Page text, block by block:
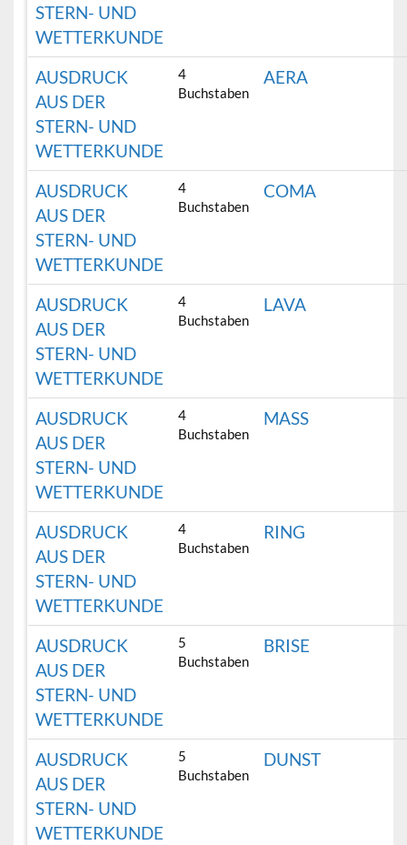
STERN- UND
WETTERKUNDE
AUSDRUCK
AUS DER
STERN- UND
WETTERKUNDE
4
Buchstaben
AERA
AUSDRUCK
AUS DER
STERN- UND
WETTERKUNDE
4
Buchstaben
COMA
AUSDRUCK
AUS DER
STERN- UND
WETTERKUNDE
4
Buchstaben
LAVA
AUSDRUCK
AUS DER
STERN- UND
WETTERKUNDE
4
Buchstaben
MASS
AUSDRUCK
AUS DER
STERN- UND
WETTERKUNDE
4
Buchstaben
RING
AUSDRUCK
AUS DER
STERN- UND
WETTERKUNDE
5
Buchstaben
BRISE
AUSDRUCK
AUS DER
STERN- UND
WETTERKUNDE
5
Buchstaben
DUNST